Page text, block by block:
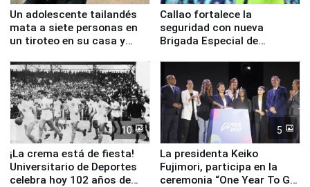
Un adolescente tailandés
mata a siete personas en
un tiroteo en su casa y
Callao fortalece la
seguridad con nueva
Brigada Especial de
equipamiento para
Serenazgo
10
¡La crema está de fiesta!
Universitario de Deportes
celebra hoy 102 años de
5
La presidenta Keiko
Fujimori, participa en la
ceremonia “One Year To Go